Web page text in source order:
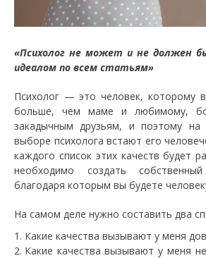
«Психолог не может и не должен
идеалом по всем статьям»
Психолог — это человек, которому
больше, чем маме и любимому,
закадычным друзьям, и поэтому
выборе психолога встают его
каждого список этих качеств будет
необходимо создать
благодаря которым вы будете
На самом деле нужно составить два
Какие качества вызывают у меня
Какие качества вызывают у меня